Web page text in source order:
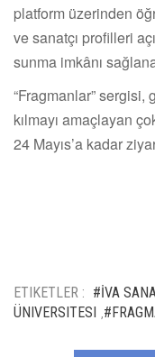
platform üzerinden
ve sanatçı profilleri
sunma imkânı
“Fragmanlar” sergisi,
kılmayı amaçlayan
24 Mayıs’a kadar
ETIKETLER : #İVA
ÜNIVERSITESI